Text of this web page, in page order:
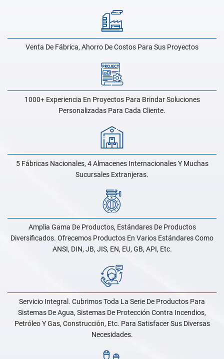
Venta De Fábrica, Ahorro De Costos Para Sus Proyectos
1000+ Experiencia En Proyectos Para Brindar Soluciones
Personalizadas Para Cada Cliente.
5 Fábricas Nacionales, 4 Almacenes Internacionales Y Muchas
Sucursales Extranjeras.
Amplia Gama De Productos, Estándares De Productos
Diversificados. Ofrecemos Productos En Varios Estándares Como
ANSI, DIN, JB, JIS, EN, EU, GB, API, Etc.
Servicio Integral. Cubrimos Toda La Serie De Productos Para
Sistemas De Agua, Sistemas De Protección Contra Incendios,
Petróleo Y Gas, Construcción, Etc. Para Satisfacer Sus Diversas
Necesidades.